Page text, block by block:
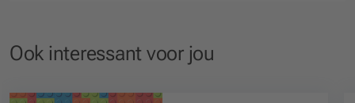
Ook interessant voor jou